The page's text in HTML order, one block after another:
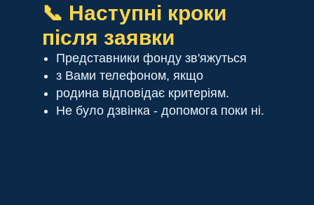
📞 Наступні кроки
після заявки
Представники фонду зв'яжуться
з Вами телефоном, якщо
родина відповідає критеріям.
Не було дзвінка - допомога поки ні.